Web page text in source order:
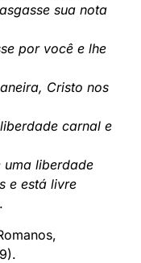
sua nota
por você e lhe
Cristo nos
carnal e
uma liberdade
e está livre
.